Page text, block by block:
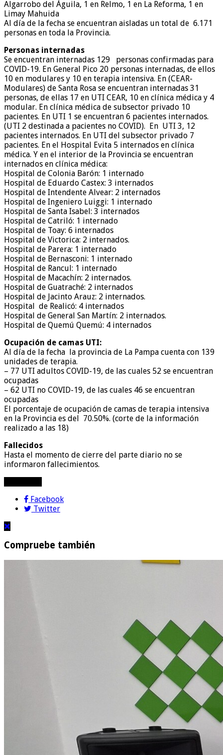
Algarrobo del Águila, 1 en Relmo, 1 en La Reforma, 1 en
Limay Mahuida
Al día de la fecha se encuentran aisladas un total de 6.171
personas en toda la Provincia.
Personas internadas
Se encuentran internadas 129 personas confirmadas para
COVID-19. En General Pico 20 personas internadas, de ellos
10 en modulares y 10 en terapia intensiva. En (CEAR-
Modulares) de Santa Rosa se encuentran internadas 31
personas, de ellas 17 en UTI CEAR, 10 en clínica médica y 4
modular. En clínica médica de subsector privado 10
pacientes. En UTI 1 se encuentran 6 pacientes internados.
(UTI 2 destinada a pacientes no COVID). En UTI 3, 12
pacientes internados. En UTI del subsector privado 7
pacientes. En el Hospital Evita 5 internados en clínica
médica. Y en el interior de la Provincia se encuentran
internados en clínica médica:
Hospital de Colonia Barón: 1 internado
Hospital de Eduardo Castex: 3 internados
Hospital de Intendente Alvear: 2 internados
Hospital de Ingeniero Luiggi: 1 internado
Hospital de Santa Isabel: 3 internados
Hospital de Catriló: 1 internado
Hospital de Toay: 6 internados
Hospital de Victorica: 2 internados.
Hospital de Parera: 1 internado
Hospital de Bernasconi: 1 internado
Hospital de Rancul: 1 internado
Hospital de Macachín: 2 internados.
Hospital de Guatraché: 2 internados
Hospital de Jacinto Arauz: 2 internados.
Hospital de Realicó: 4 internados
Hospital de General San Martín: 2 internados.
Hospital de Quemú Quemú: 4 internados
Ocupación de camas UTI:
Al día de la fecha la provincia de La Pampa cuenta con 139
unidades de terapia.
– 77 UTI adultos COVID-19, de las cuales 52 se encuentran
ocupadas
– 62 UTI no COVID-19, de las cuales 46 se encuentran
ocupadas
El porcentaje de ocupación de camas de terapia intensiva
en la Provincia es del 70.50%. (corte de la información
realizado a las 18)
Fallecidos
Hasta el momento de cierre del parte diario no se
informaron fallecimientos.
Facebook
Twitter
Compruebe también